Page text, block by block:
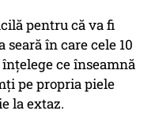
pentru că va fi
în care cele 10
ce înseamnă
pe propria piele
la extaz.